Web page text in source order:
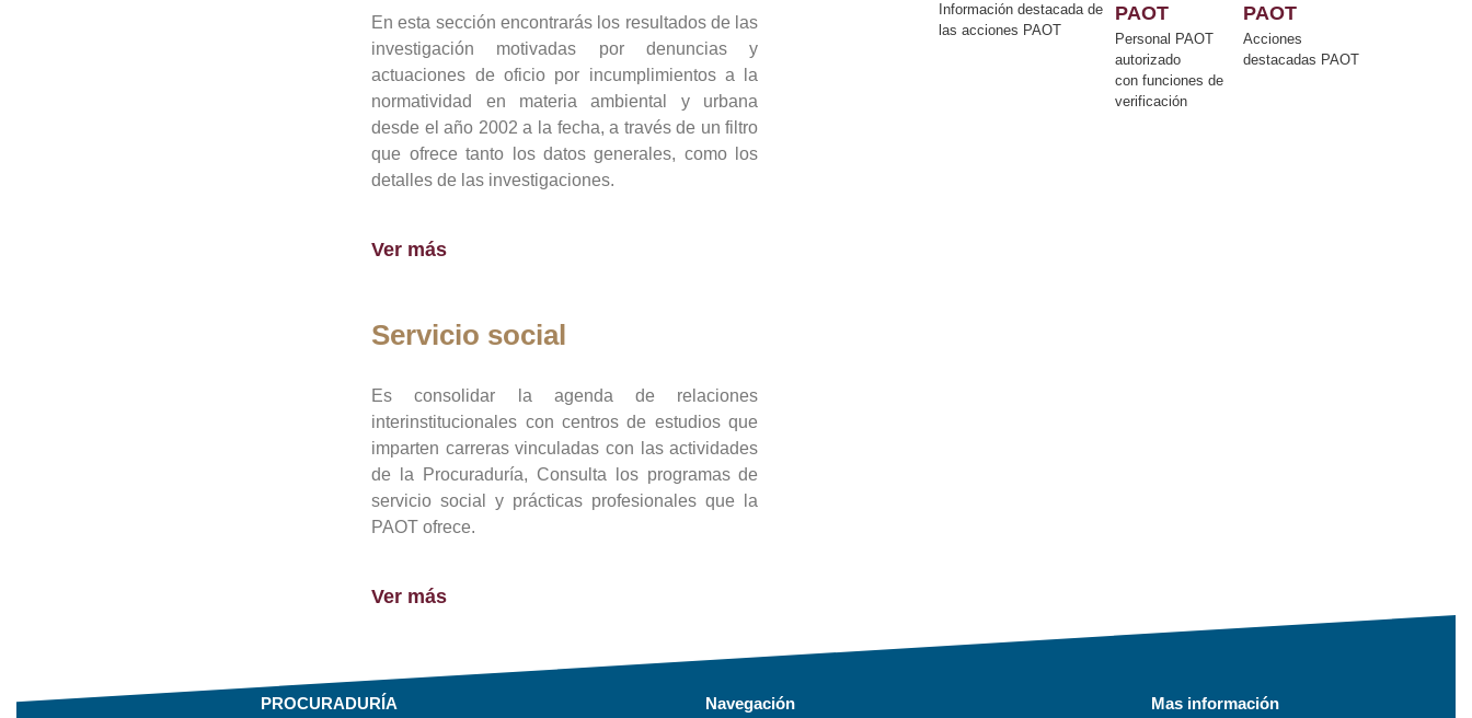
En esta sección encontrarás los resultados de las
investigación motivadas por denuncias y
actuaciones de oficio por incumplimientos a la
normatividad en materia ambiental y urbana
desde el año 2002 a la fecha, a través de un filtro
que ofrece tanto los datos generales, como los
detalles de las investigaciones.
Ver más
Servicio social
Es consolidar la agenda de relaciones
interinstitucionales con centros de estudios que
imparten carreras vinculadas con las actividades
de la Procuraduría, Consulta los programas de
servicio social y prácticas profesionales que la
PAOT ofrece.
Ver más
Información destacada de
las acciones PAOT
PAOT
Personal PAOT
autorizado
con funciones de
verificación
PAOT
Acciones
destacadas PAOT
PROCURADURÍA Navegación Mas información